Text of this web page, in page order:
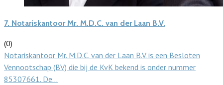
7. Notariskantoor Mr. M.D.C. van der Laan B.V.
(0)
Notariskantoor Mr. M.D.C. van der Laan B.V. is een Besloten
Vennootschap (BV) die bij de KvK bekend is onder nummer
85307661. De…